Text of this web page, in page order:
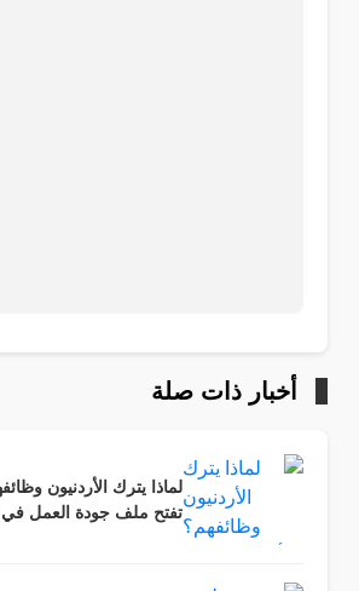
أخبار ذات صلة
لماذا يترك الأردنيون
تفتح ملف جودة العمل في